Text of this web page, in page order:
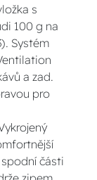
s
100 g na
Systém
a zad.
pro
části